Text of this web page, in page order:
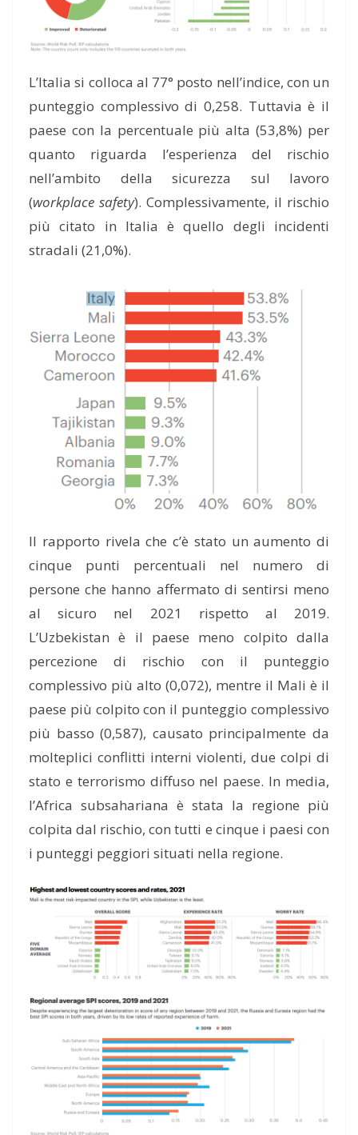
L’Italia si colloca al 77° posto nell’indice, con un
punteggio complessivo di 0,258. Tuttavia è il
paese con la percentuale più alta (53,8%) per
quanto riguarda l’esperienza del rischio
nell’ambito della sicurezza sul lavoro
(workplace safety). Complessivamente, il rischio
più citato in Italia è quello degli incidenti
stradali (21,0%).
Il rapporto rivela che c’è stato un aumento di
cinque punti percentuali nel numero di
persone che hanno affermato di sentirsi meno
al sicuro nel 2021 rispetto al 2019.
L’Uzbekistan è il paese meno colpito dalla
percezione di rischio con il punteggio
complessivo più alto (0,072), mentre il Mali è il
paese più colpito con il punteggio complessivo
più basso (0,587), causato principalmente da
molteplici conflitti interni violenti, due colpi di
stato e terrorismo diffuso nel paese. In media,
l’Africa subsahariana è stata la regione più
colpita dal rischio, con tutti e cinque i paesi con
i punteggi peggiori situati nella regione.